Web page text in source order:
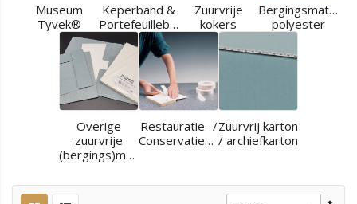
Museum
Tyvek®
Keperband &
Portefeuilleband
Zuurvrije
kokers
polyester
Overige
zuurvrije
(bergings)materialen
Restauratie- /
Conservatiematerialen
Zuurvrij karton
/ archiefkarton